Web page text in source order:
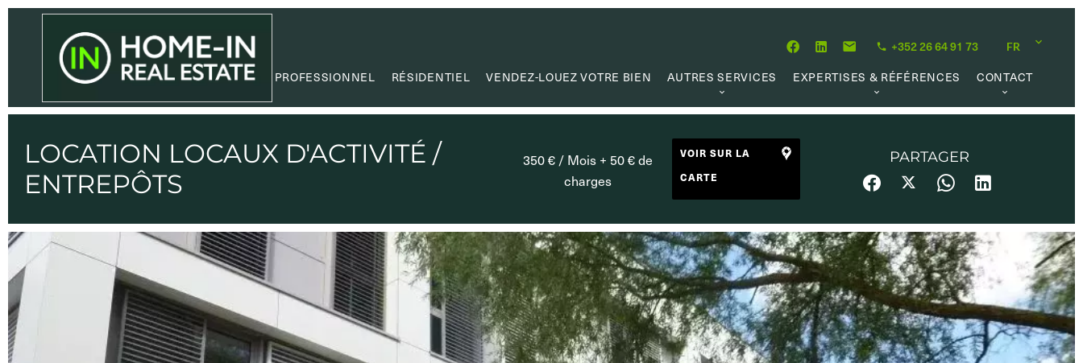
+352 26 64 91 73 FR
PROFESSIONNEL RÉSIDENTIEL VENDEZ-LOUEZ VOTRE BIEN
AUTRES SERVICES
ESTIMATION
MANDAT DE RECHERCHE
CAPITAL MARKET
LIENS UTILES
EXPERTISES & RÉFÉRENCES
À PROPOS
RÉFÉRENCES
AVIS CLIENTS
CONTACT
OPPORTUNITÉ CARRIÈRE
LOCATION LOCAUX D'ACTIVITÉ /
ENTREPÔTS
350 € / Mois + 50 € de
charges
VOIR SUR LA
CARTE
PARTAGER